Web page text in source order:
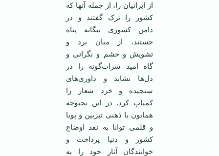
از ايرانيان را، از جمله آنها که
کشور را ترک گفتند و در
دامن کشوری بيگانه پناه
جستند، از ميان برد و
تشويش و خشم و نگرانی و
گاه اميد سراب‌گونه را در
دل‌ها نشاند و داوری‌های
سنجيده و خرد شعار را
کمياب کرد. در اين بحبوحه
همايون با ذهنی تيزبين و پويا
و قلمی توانا به نقد اوضاع
کشور و دنيا پرداخت و
خوانندگان آثار خود را به